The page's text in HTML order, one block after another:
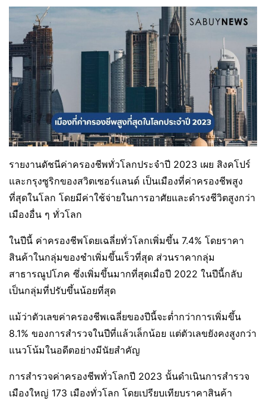
รายงานดัชนีค่าครองชีพทั่วโลกประจำปี 2023 เผย สิงคโปร์
และกรุงซูริกของสวิตเซอร์แลนด์ เป็นเมืองที่ค่าครองชีพสูง
ที่สุดในโลก โดยมีค่าใช้จ่ายในการอาศัยและดำรงชีวิตสูงกว่า
เมืองอื่น ๆ ทั่วโลก
ในปีนี้ ค่าครองชีพโดยเฉลี่ยทั่วโลกเพิ่มขึ้น 7.4% โดยราคา
สินค้าในกลุ่มของชำเพิ่มขึ้นเร็วที่สุด ส่วนราคากลุ่ม
สาธารณูปโภค ซึ่งเพิ่มขึ้นมากที่สุดเมื่อปี 2022 ในปีนี้กลับ
เป็นกลุ่มที่ปรับขึ้นน้อยที่สุด
แม้ว่าตัวเลขค่าครองชีพเฉลี่ยของปีนี้จะต่ำกว่าการเพิ่มขึ้น
8.1% ของการสำรวจในปีที่แล้วเล็กน้อย แต่ตัวเลขยังคงสูงกว่า
แนวโน้มในอดีตอย่างมีนัยสำคัญ
การสำรวจค่าครองชีพทั่วโลกปี 2023 นั้นดำเนินการสำรวจ
เมืองใหญ่ 173 เมืองทั่วโลก โดยเปรียบเทียบราคาสินค้า